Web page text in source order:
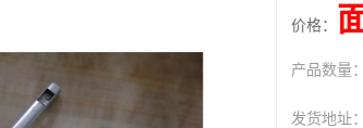
价格：
产品数量：
发货地址：